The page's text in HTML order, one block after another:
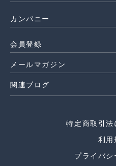
カンパニー
会員登録
メールマガジン
関連ブログ
特定商取引
利用
プライバシ